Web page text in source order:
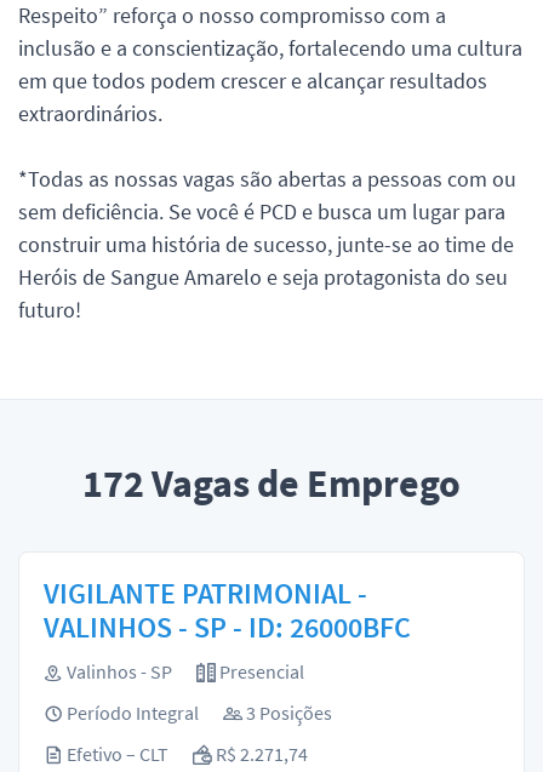
Respeito” reforça o nosso compromisso com a
inclusão e a conscientização, fortalecendo uma cultura
em que todos podem crescer e alcançar resultados
extraordinários.
*Todas as nossas vagas são abertas a pessoas com ou
sem deficiência. Se você é PCD e busca um lugar para
construir uma história de sucesso, junte-se ao time de
Heróis de Sangue Amarelo e seja protagonista do seu
futuro!
172Vagas de Emprego
VIGILANTE PATRIMONIAL -
VALINHOS - SP - ID: 26000BFC
Valinhos - SP
Presencial
Período Integral
3 Posições
Efetivo – CLT
R$ 2.271,74